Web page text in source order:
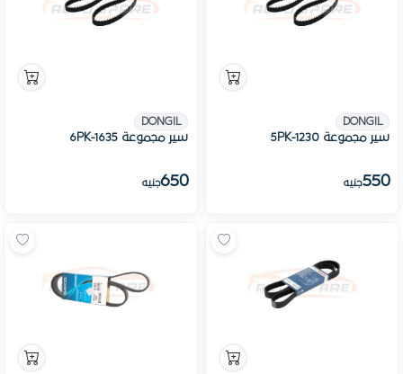
DONGIL
سير مجموعة 5PK-1230
550جنيه
DONGIL
سير مجموعة 6PK-1635
650جنيه